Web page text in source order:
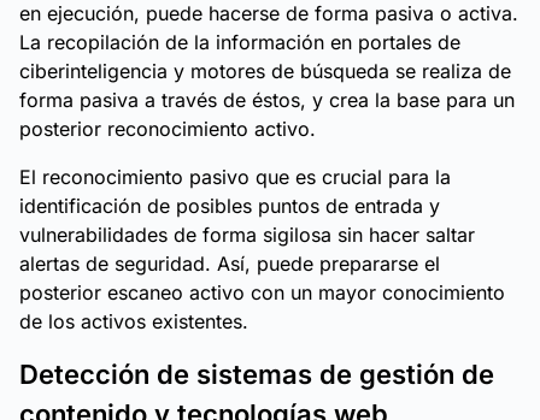
en ejecución, puede hacerse de forma pasiva o activa.
La recopilación de la información en portales de
ciberinteligencia y motores de búsqueda se realiza de
forma pasiva a través de éstos, y crea la base para un
posterior reconocimiento activo.
El reconocimiento pasivo que es crucial para la
identificación de posibles puntos de entrada y
vulnerabilidades de forma sigilosa sin hacer saltar
alertas de seguridad. Así, puede prepararse el
posterior escaneo activo con un mayor conocimiento
de los activos existentes.
Detección de sistemas de gestión de